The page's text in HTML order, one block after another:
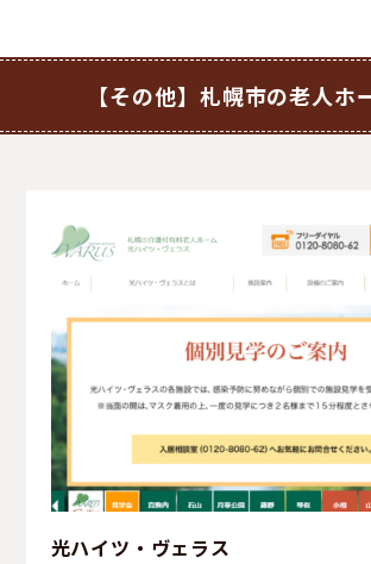
【その他】札幌市の老人ホ
光ハイツ・ヴェラス